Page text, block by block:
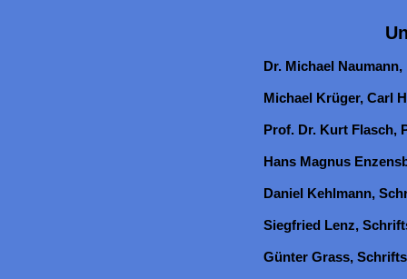
Dr. Michael
Michael Krüger, Carl
Prof. Dr. Kurt Flasch,
Hans Magnus
Daniel Kehlmann,
Siegfried Lenz,
Günter Grass,